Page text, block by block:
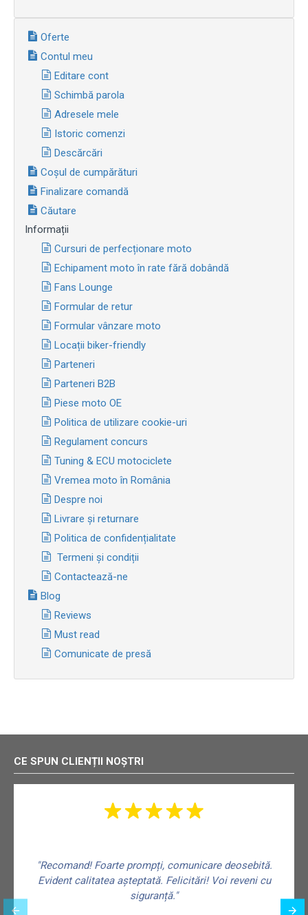
Oferte
Contul meu
Editare cont
Schimbă parola
Adresele mele
Istoric comenzi
Descărcări
Coșul de cumpărături
Finalizare comandă
Căutare
Informații
Cursuri de perfecționare moto
Echipament moto în rate fără dobândă
Fans Lounge
Formular de retur
Formular vânzare moto
Locații biker-friendly
Parteneri
Parteneri B2B
Piese moto OE
Politica de utilizare cookie-uri
Regulament concurs
Tuning & ECU motociclete
Vremea moto în România
Despre noi
Livrare și returnare
Politica de confidențialitate
Termeni și condiții
Contactează-ne
Blog
Reviews
Must read
Comunicate de presă
CE SPUN CLIENȚII NOȘTRI
"Recomand! Foarte prompți, comunicare deosebită.
Evident calitatea așteptată. Felicitări! Voi reveni cu
siguranță."